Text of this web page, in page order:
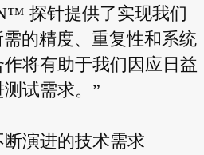
探针提供了实现我们
的精度、重复性和系统
将有助于我们因应日益
试需求。”
演进的技术需求